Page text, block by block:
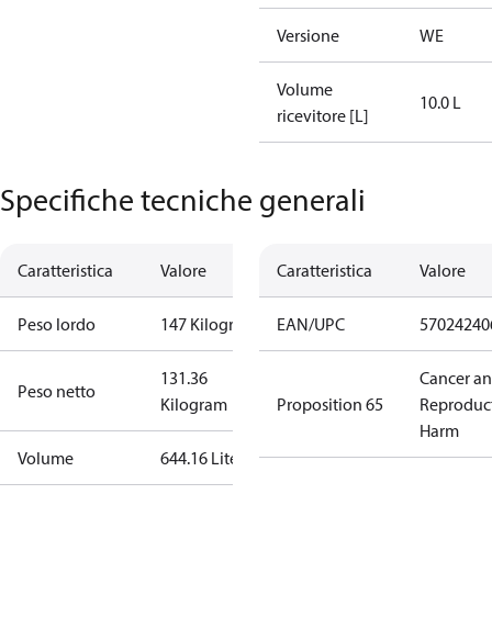
Versione WE
Volume
ricevitore [L]
10.0 L
Specifiche tecniche generali
Caratteristica Valore
Peso lordo 147 Kilogram
Peso netto
131.36
Kilogram
Volume 644.16 Liter
Caratteristica Valore
EAN/UPC
Proposition 65
Cancer
Harm